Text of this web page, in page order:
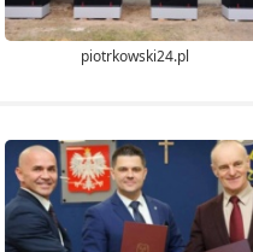
piotrkowski24.pl